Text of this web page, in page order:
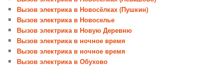
Вызов электрика в Новосёлках (Пушкин)
Вызов электрика в Новоселье
Вызов электрика в Новую Деревню
Вызов электрика в ночное время
Вызов электрика в ночное время
Вызов электрика в Обухово